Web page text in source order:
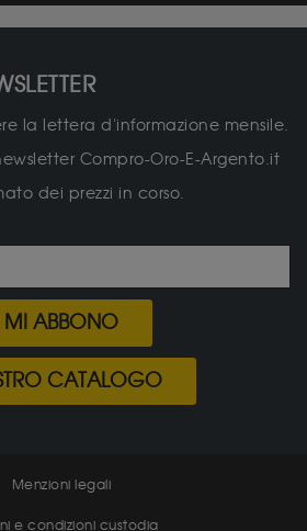
la lettera d'informazione mensile.
Compro-Oro-E-Argento.it
dei prezzi in corso.
MI ABBONO
CATALOGO
Menzioni legali
e condizioni custodia